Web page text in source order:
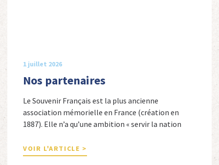
1 juillet 2026
Nos partenaires
Le Souvenir Français est la plus ancienne
association mémorielle en France (création en
1887). Elle n’a qu’une ambition « servir la nation
nationale de la France. Afin d’atteindre cet objectif,
Le Souvenir Français entretient des liens amicaux
VOIR L'ARTICLE >